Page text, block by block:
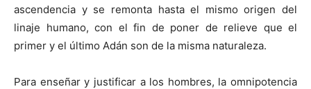
ascendencia y se remonta hasta el mismo origen del
linaje humano, con el fin de poner de relieve que el
primer y el último Adán son de la misma naturaleza.
Para enseñar y justificar a los hombres, la omnipoten­cia